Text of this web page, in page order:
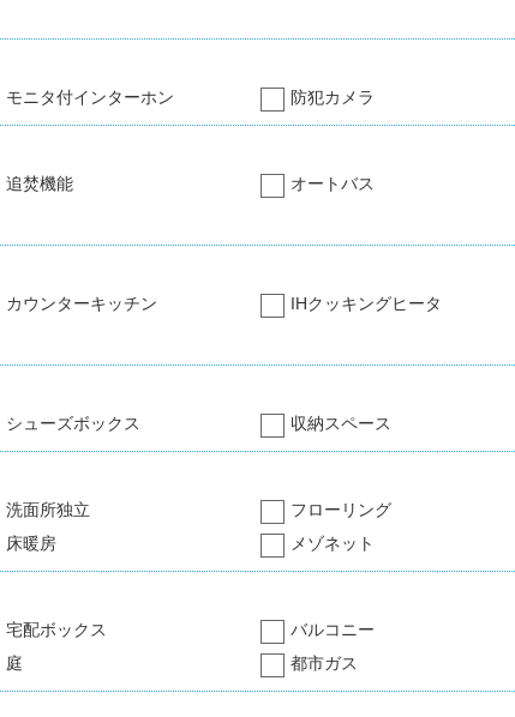
モニタ付インターホン 防犯カメラ
追焚機能 オートバス
カウンターキッチン IHクッキングヒータ
シューズボックス 収納スペース
洗面所独立 フローリング
床暖房 メゾネット
宅配ボックス バルコニー
庭 都市ガス